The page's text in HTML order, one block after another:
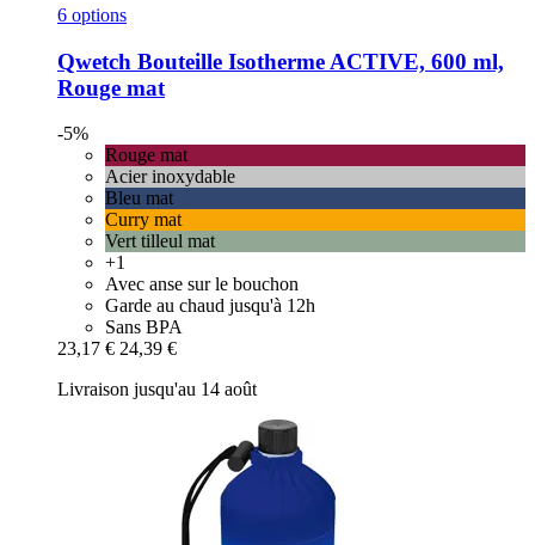
6 options
Qwetch Bouteille Isotherme ACTIVE, 600 ml,
Rouge mat
-5%
Rouge mat
Acier inoxydable
Bleu mat
Curry mat
Vert tilleul mat
+1
Avec anse sur le bouchon
Garde au chaud jusqu'à 12h
Sans BPA
23,17 € 24,39 €
Livraison jusqu'au 14 août